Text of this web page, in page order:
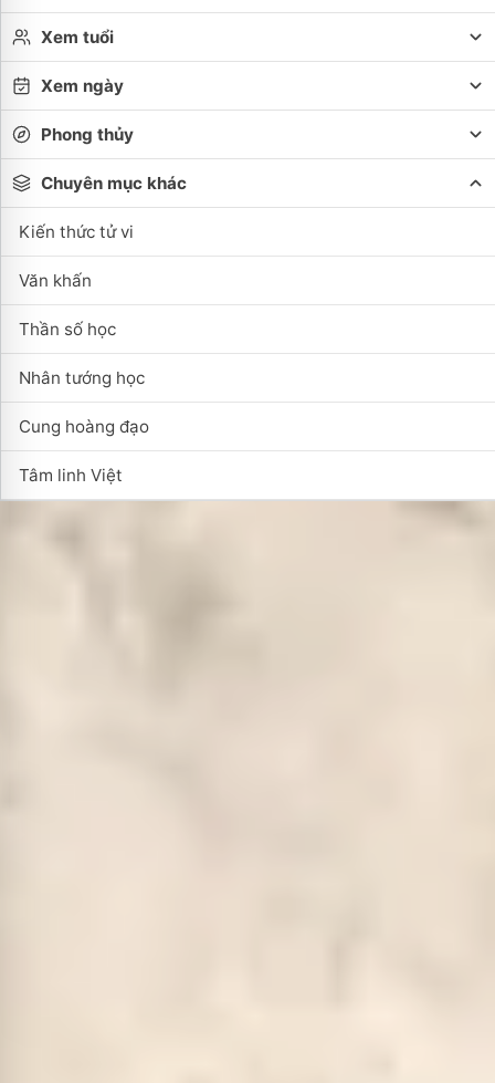
Xem tuổi
Xem ngày
Phong thủy
Chuyên mục khác
Kiến thức tử vi
Văn khấn
Thần số học
Nhân tướng học
Cung hoàng đạo
Tâm linh Việt